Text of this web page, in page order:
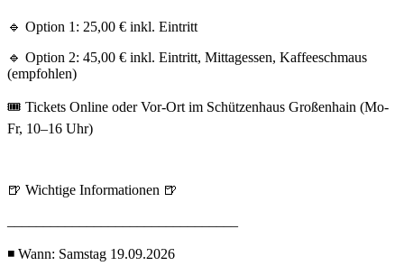
🔹 Option 1: 25,00 € inkl. Eintritt
🔹 Option 2: 45,00 € inkl. Eintritt, Mittagessen, Kaffeeschmaus
(empfohlen)
🎟️ Tickets Online oder Vor-Ort im Schützenhaus Großenhain (Mo-
Fr, 10–16 Uhr)
🍺 Wichtige Informationen 🍺
◾ Wann: Samstag 19.09.2026